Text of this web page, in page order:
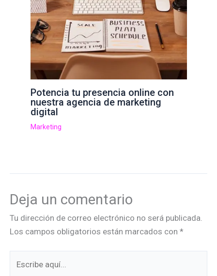
Potencia tu presencia online con
nuestra agencia de marketing
digital
Marketing
Deja un comentario
Tu dirección de correo electrónico no será publicada.
Los campos obligatorios están marcados con *
aquí...